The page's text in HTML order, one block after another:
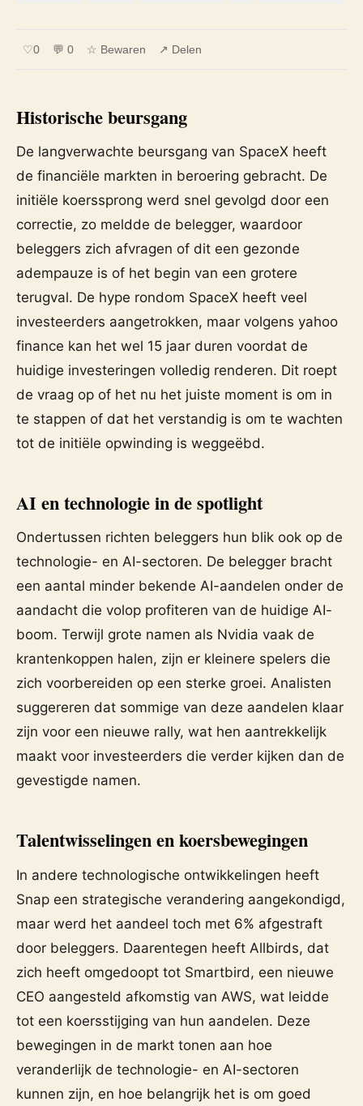
♡0 💬 0 ☆ Bewaren ↗ Delen
Historische beursgang
De langverwachte beursgang van SpaceX heeft
de financiële markten in beroering gebracht. De
initiële koerssprong werd snel gevolgd door een
correctie, zo meldde de belegger, waardoor
beleggers zich afvragen of dit een gezonde
adempauze is of het begin van een grotere
terugval. De hype rondom SpaceX heeft veel
investeerders aangetrokken, maar volgens yahoo
finance kan het wel 15 jaar duren voordat de
huidige investeringen volledig renderen. Dit roept
de vraag op of het nu het juiste moment is om in
te stappen of dat het verstandig is om te wachten
tot de initiële opwinding is weggeëbd.
AI en technologie in de spotlight
Ondertussen richten beleggers hun blik ook op de
technologie- en AI-sectoren. De belegger bracht
een aantal minder bekende AI-aandelen onder de
aandacht die volop profiteren van de huidige AI-
boom. Terwijl grote namen als Nvidia vaak de
krantenkoppen halen, zijn er kleinere spelers die
zich voorbereiden op een sterke groei. Analisten
suggereren dat sommige van deze aandelen klaar
zijn voor een nieuwe rally, wat hen aantrekkelijk
maakt voor investeerders die verder kijken dan de
gevestigde namen.
Talentwisselingen en koersbewegingen
In andere technologische ontwikkelingen heeft
Snap een strategische verandering aangekondigd,
maar werd het aandeel toch met 6% afgestraft
door beleggers. Daarentegen heeft Allbirds, dat
zich heeft omgedoopt tot Smartbird, een nieuwe
CEO aangesteld afkomstig van AWS, wat leidde
tot een koersstijging van hun aandelen. Deze
bewegingen in de markt tonen aan hoe
veranderlijk de technologie- en AI-sectoren
kunnen zijn, en hoe belangrijk het is om goed